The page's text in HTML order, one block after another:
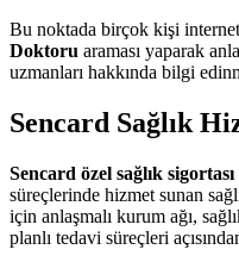
Bu noktada birçok kişi
Doktoru araması yaparak
uzmanları hakkında bilgi
Sencard Sağlık
Sencard özel sağlık sigortası
süreçlerinde hizmet sunan
için anlaşmalı kurum ağı,
planlı tedavi süreçleri